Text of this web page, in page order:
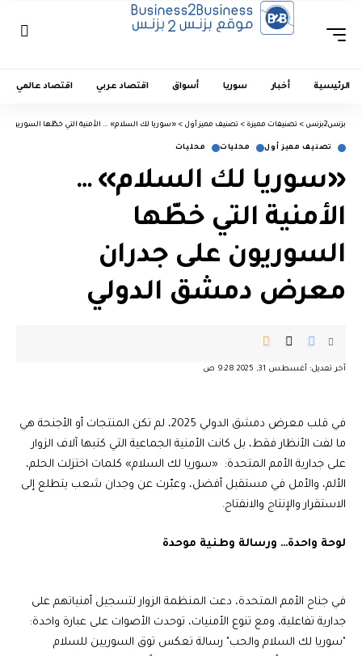
الرئيسية أخبار سوريا أسواق اقتصاد عربي اقتصاد عالمي
بزنس2بزنس > تصنيفات مميزة > تصنيف مميز أول > «سوريا لك السلام» … الأمنية التي خطّها
تصنيف مميز أول محليات محليات
«سوريا لك السلام» …
الأمنية التي خطّها
السوريون على جدران
معرض دمشق الدولي
آخر تعديل: أغسطس 31, 2025 9:28 ص
في قلب معرض دمشق الدولي 2025، لم تكن المنتجات أو الأجنحة هي
ما لفت الأنظار فقط، بل كانت الأمنية الجماعية التي كتبها آلاف الزوار
على جدارية الأمم المتحدة:
«سوريا لك السلام» كلمات اختزلت الحلم،
الألم، والأمل في مستقبل أفضل، وعبّرت عن وجدان شعب يتطلع إلى
الاستقرار والإنتاج والانفتاح.
لوحة واحدة… ورسالة وطنية موحدة
في جناح الأمم المتحدة، دعت المنظمة الزوار لتسجيل أمنياتهم على
جدارية تفاعلية، ومع تنوع الأمنيات، توحدت الأصوات على عبارة واحدة:
"سوريا لك السلام والحب" رسالة تعكس توق السوريين للسلام